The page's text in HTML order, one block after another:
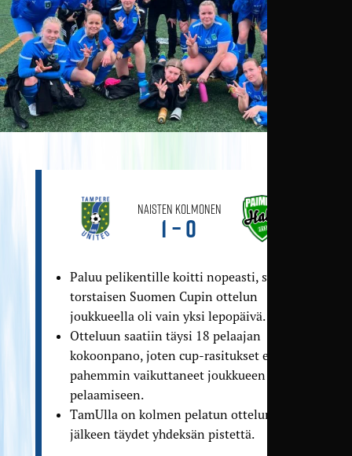
Naisten Kolmonen
1 – 0
Paluu pelikentille koitti nopeasti, sillä
torstaisen Suomen Cupin ottelun
joukkueella oli vain yksi lepopäivä.
Otteluun saatiin täysi 18 pelaajan
kokoonpano, joten cup-rasitukset eivät
pahemmin vaikuttaneet joukkueen
pelaamiseen.
TamUlla on kolmen pelatun ottelun
jälkeen täydet yhdeksän pistettä.